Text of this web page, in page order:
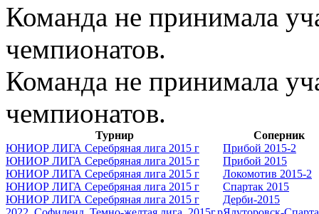
Команда не принимала
чемпионатов.
Команда не принимала
чемпионатов.
Турнир
Соперник
ЮНИОР ЛИГА Серебряная лига 2015 г
Прибой 2015-2
ЮНИОР ЛИГА Серебряная лига 2015 г
Прибой 2015
ЮНИОР ЛИГА Серебряная лига 2015 г
Локомотив 2015-2
ЮНИОР ЛИГА Серебряная лига 2015 г
Спартак 2015
ЮНИОР ЛИГА Серебряная лига 2015 г
Дерби-2015